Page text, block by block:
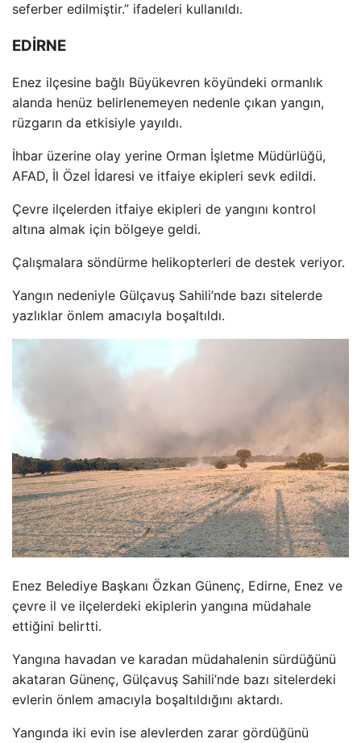
seferber edilmiştir.” ifadeleri kullanıldı.
EDİRNE
Enez ilçesine bağlı Büyükevren köyündeki ormanlık
alanda henüz belirlenemeyen nedenle çıkan yangın,
rüzgarın da etkisiyle yayıldı.
İhbar üzerine olay yerine Orman İşletme Müdürlüğü,
AFAD, İl Özel İdaresi ve itfaiye ekipleri sevk edildi.
Çevre ilçelerden itfaiye ekipleri de yangını kontrol
altına almak için bölgeye geldi.
Çalışmalara söndürme helikopterleri de destek veriyor.
Yangın nedeniyle Gülçavuş Sahili’nde bazı sitelerde
yazlıklar önlem amacıyla boşaltıldı.
Enez Belediye Başkanı Özkan Günenç, Edirne, Enez ve
çevre il ve ilçelerdeki ekiplerin yangına müdahale
ettiğini belirtti.
Yangına havadan ve karadan müdahalenin sürdüğünü
akataran Günenç, Gülçavuş Sahili’nde bazı sitelerdeki
evlerin önlem amacıyla boşaltıldığını aktardı.
Yangında iki evin ise alevlerden zarar gördüğünü